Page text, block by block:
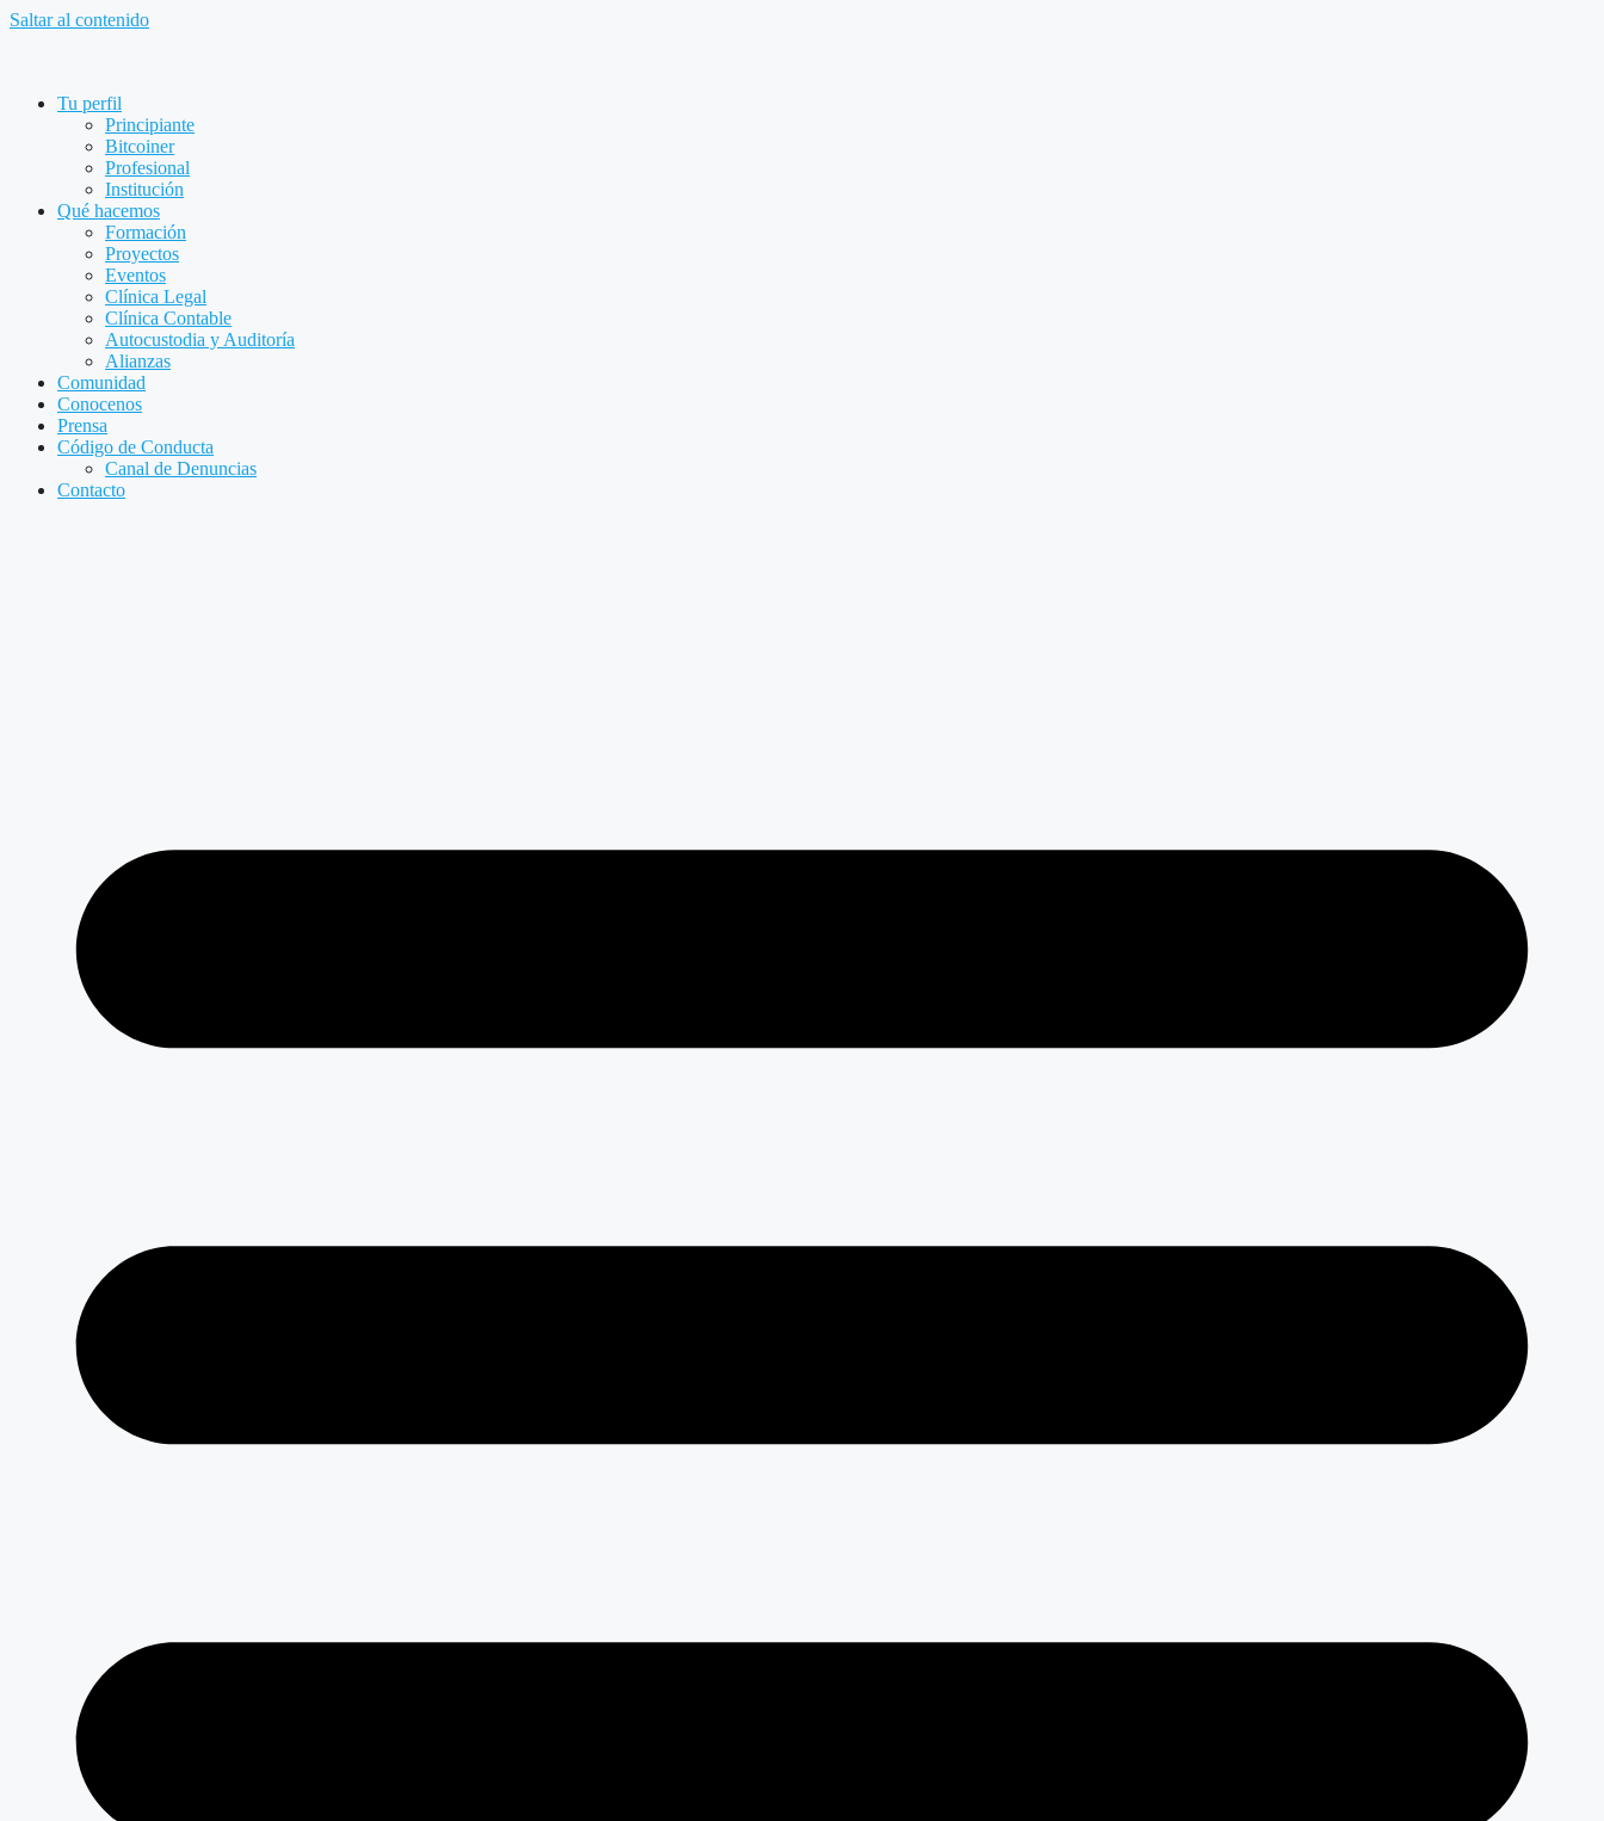
Saltar al contenido
Tu perfil
Principiante
Bitcoiner
Profesional
Institución
Qué hacemos
Formación
Proyectos
Eventos
Clínica Legal
Clínica Contable
Autocustodia y Auditoría
Alianzas
Comunidad
Conocenos
Prensa
Código de Conducta
Canal de Denuncias
Contacto